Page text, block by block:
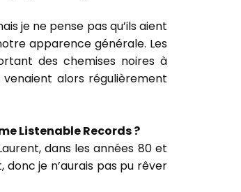
je ne pense pas qu’ils aient
apparence générale. Les
des chemises noires à
alors régulièrement
Listenable Records ?
dans les années 80 et
je n’aurais pas pu rêver